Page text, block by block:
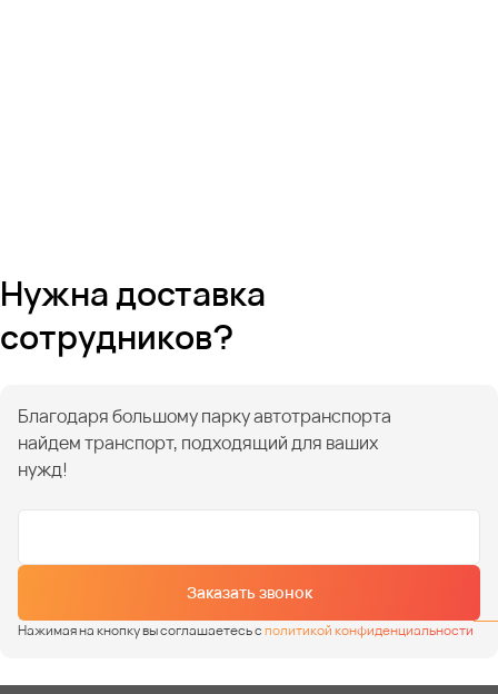
Нужна доставка
сотрудников?
Благодаря большому парку автотранспорта
найдем транспорт, подходящий для ваших
нужд!
Заказать звонок
Нажимая на кнопку вы соглашаетесь сполитикой конфиденциальности